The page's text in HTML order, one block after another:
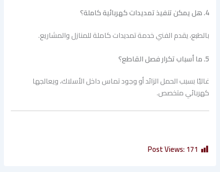
4. هل يمكن تنفيذ تمديدات كهربائية كاملة؟
بالطبع، يقدم الفني خدمة تمديدات كاملة للمنازل والمشاريع.
5. ما أسباب تكرار فصل القاطع؟
غالبًا بسبب الحمل الزائد أو وجود تماس داخل الأسلاك، ويعالجها
كهربائي متخصص.
Post Views:171